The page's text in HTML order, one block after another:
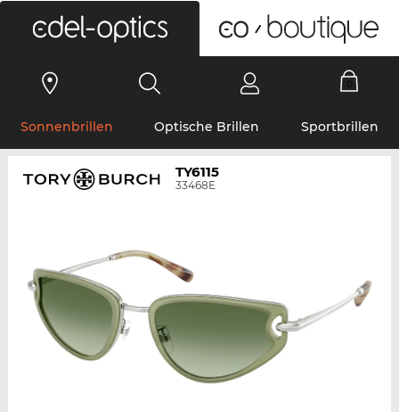
Sonnenbrillen Optische Brillen Sportbrillen
TY6115
33468E